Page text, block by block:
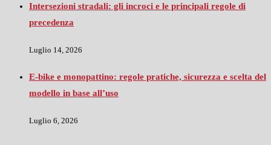
Intersezioni stradali: gli incroci e le principali regole di
precedenza
Luglio 14, 2026
E-bike e monopattino: regole pratiche, sicurezza e scelta del
modello in base all’uso
Luglio 6, 2026